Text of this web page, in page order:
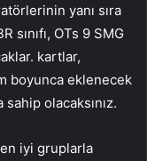
yanı sıra
sınıfı, OTs 9 SMG
kartlar,
boyunca eklenecek
olacaksınız.
iyi gruplarla